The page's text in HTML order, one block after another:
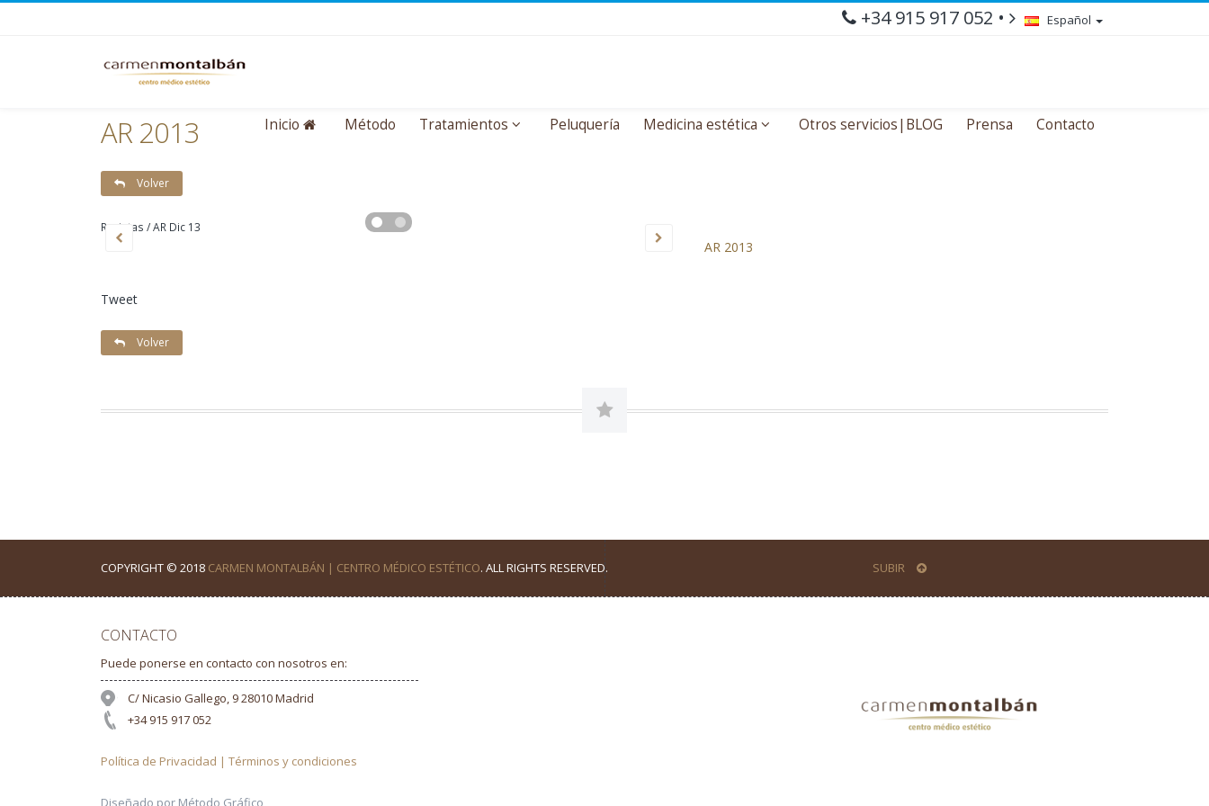
Español
+34 915 917 052 •
Inicio Método Tratamientos Peluquería Medicina estética Otros servicios|BLOG Prensa Contacto
AR 2013
Volver
Revistas / AR Dic 13
AR 2013
Tweet
Volver
COPYRIGHT © 2018 CARMEN MONTALBÁN | CENTRO MÉDICO ESTÉTICO. ALL RIGHTS RESERVED. SUBIR
CONTACTO
Puede ponerse en contacto con nosotros en:
C/ Nicasio Gallego, 9 28010 Madrid
+34 915 917 052
Política de Privacidad | Términos y condiciones
Diseñado por Método Gráfico